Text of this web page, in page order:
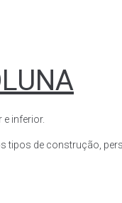
inferior.
de construção,